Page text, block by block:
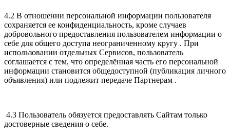
4.2 В отношении персональной информации пользователя
сохраняется ее конфиденциальность, кроме случаев
добровольного предоставления пользователем информации о
себе для общего доступа неограниченному кругу . При
использовании отдельных Сервисов, пользователь
соглашается с тем, что определённая часть его персональной
информации становится общедоступной (публикация личного
объявления) или подлежит передаче Партнерам .
4.3 Пользователь обязуется предоставлять Сайтам только
достоверные сведения о себе.